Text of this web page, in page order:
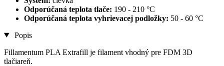
Odporúčaná teplota tlače: 190 - 210 °C
Odporúčaná teplota vyhrievacej podložky: 50 - 60 °C
Popis
Fillamentum PLA Extrafill je filament vhodný pre FDM 3D
tlačiareň.